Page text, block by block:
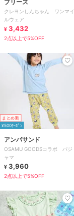
ブリーズ
クレヨンしんちゃん ワンマイ
ルウェア
¥ 3,432
2点以上で5%OFF
まとめ割
¥500ｸｰﾎﾟﾝ
アンパサンド
OSAMU GOODSコラボ パジ
ャマ
¥ 3,960
2点以上で5%OFF